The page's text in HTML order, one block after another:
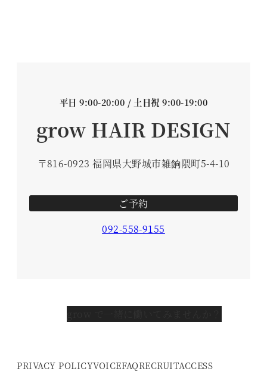
平日 9:00-20:00 / 土日祝 9:00-19:00
grow HAIR DESIGN
〒816-0923 福岡県大野城市雑餉隈町5-4-10
ご予約
092-558-9155
PRIVACY POLICYVOICEFAQRECRUITACCESS